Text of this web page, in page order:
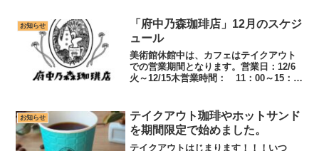
おまたせしました！「そんりっさ」がフ
ラメンコ...
お知らせ
「府中乃森珈琲店」12月のスケジ
ュール
美術館休館中は、カフェはテイクアウト
での営業期間となります。営業日：12/6
火～12/15木営業時間： 11：00～15：
です。館内は立入禁止です。こ...
お知らせ
テイクアウト珈琲やホットサンド
を期間限定で始めました。
テイクアウトはじまります！！！いつ